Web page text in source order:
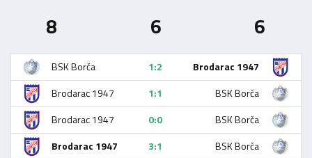
8 6 6
BSK Borča 1:2
Brodarac 1947
Brodarac 1947
1:1
BSK Borča
Brodarac 1947
0:0
BSK Borča
Brodarac 1947
3:1
BSK Borča